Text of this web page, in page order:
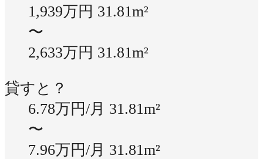
1,939万円 31.81m²
〜
2,633万円 31.81m²
貸すと？
6.78万円/月 31.81m²
〜
7.96万円/月 31.81m²